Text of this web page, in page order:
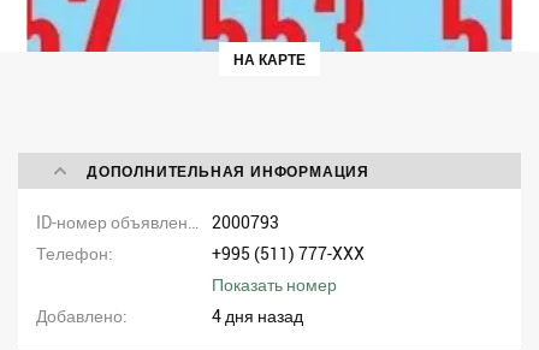
НА КАРТЕ
ДОПОЛНИТЕЛЬНАЯ ИНФОРМАЦИЯ
2000793
Телефон
+995 (511) 777-XXX
Показать номер
Добавлено
4 дня назад